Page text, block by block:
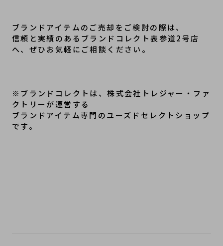
ブランドアイテムのご売却をご検討の際は、
信頼と実績のあるブランドコレクト表参道2号店
へ、ぜひお気軽にご相談ください。
※ブランドコレクトは、株式会社トレジャー・ファ
クトリーが運営する
ブランドアイテム専門のユーズドセレクトショップ
です。